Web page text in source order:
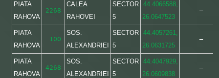
PIATA
RAHOVA
2268
CALEA
RAHOVEI
SECTOR
5
44.4066588,
26.0647523
–
PIATA
RAHOVA
100
SOS.
ALEXANDRIEI
SECTOR
5
44.4057261,
26.0631725
–
PIATA
RAHOVA
4268
SOS.
ALEXANDRIEI
SECTOR
5
44.4047929,
26.0609838
–